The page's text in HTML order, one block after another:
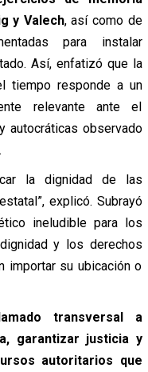
y Valech, así como de
para instalar
Así, enfatizó que la
tiempo responde a un
relevante ante el
autocráticas observado
la dignidad de las
explicó. Subrayó
ineludible para los
y los derechos
importar su ubicación o
transversal a
garantizar justicia y
autoritarios que